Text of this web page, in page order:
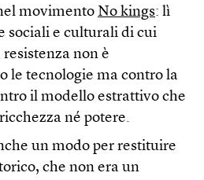
movimento No kings: lì
sociali e culturali di cui
non è
le tecnologie ma contro la
il modello estrattivo che
né potere.
un modo per restituire
che non era un